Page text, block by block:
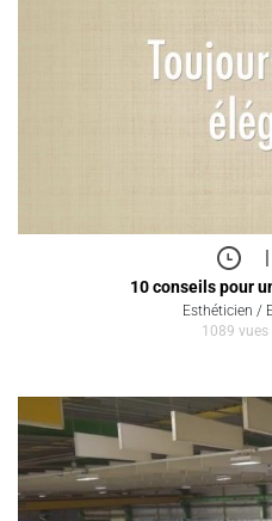
|
10 conseils pour
Esthéticien /
1089 vues